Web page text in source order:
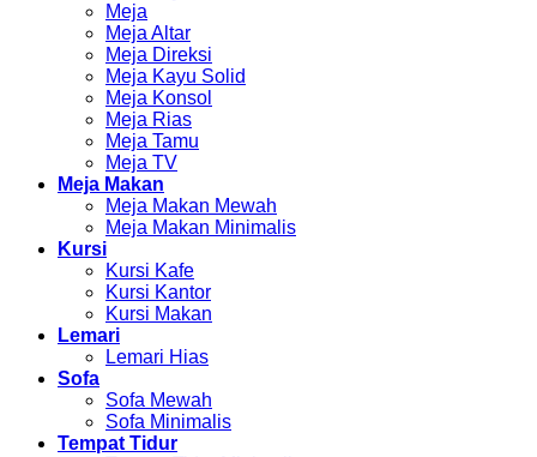
Meja
Meja Altar
Meja Direksi
Meja Kayu Solid
Meja Konsol
Meja Rias
Meja Tamu
Meja TV
Meja Makan
Meja Makan Mewah
Meja Makan Minimalis
Kursi
Kursi Kafe
Kursi Kantor
Kursi Makan
Lemari
Lemari Hias
Sofa
Sofa Mewah
Sofa Minimalis
Tempat Tidur